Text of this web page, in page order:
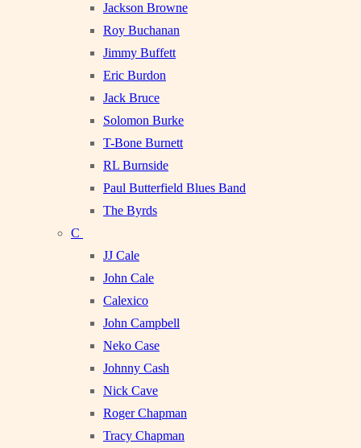
Jackson Browne
Roy Buchanan
Jimmy Buffett
Eric Burdon
Jack Bruce
Solomon Burke
T-Bone Burnett
RL Burnside
Paul Butterfield Blues Band
The Byrds
C
JJ Cale
John Cale
Calexico
John Campbell
Neko Case
Johnny Cash
Nick Cave
Roger Chapman
Tracy Chapman